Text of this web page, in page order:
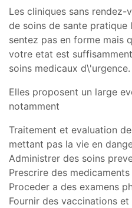
Les cliniques sans
de soins de sante pratique
sentez pas en forme mais
votre etat est
soins medicaux d\'urgence.
Elles proposent un large
notamment
Traitement et evaluation
mettant pas la vie en
Administrer des soins
Prescrire des medicaments
Proceder a des examens
Fournir des vaccinations